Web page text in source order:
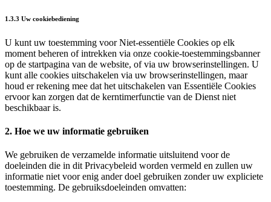
1.3.3 Uw cookiebediening
U kunt uw toestemming voor Niet‑essentiële Cookies op elk
moment beheren of intrekken via onze cookie‑toestemmingsbanner
op de startpagina van de website, of via uw browserinstellingen. U
kunt alle cookies uitschakelen via uw browserinstellingen, maar
houd er rekening mee dat het uitschakelen van Essentiële Cookies
ervoor kan zorgen dat de kerntimerfunctie van de Dienst niet
beschikbaar is.
2. Hoe we uw informatie gebruiken
We gebruiken de verzamelde informatie uitsluitend voor de
doeleinden die in dit Privacybeleid worden vermeld en zullen uw
informatie niet voor enig ander doel gebruiken zonder uw expliciete
toestemming. De gebruiksdoeleinden omvatten: